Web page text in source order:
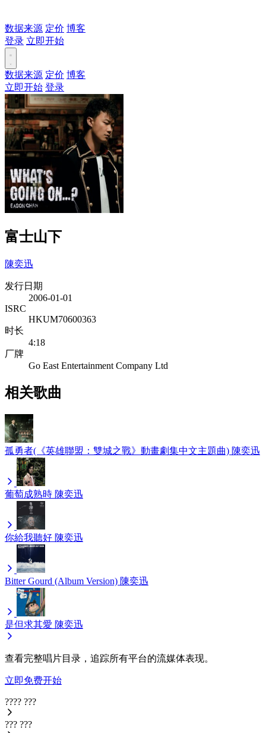
数据来源 定价 博客
登录 立即开始
数据来源 定价 博客
立即开始 登录
富士山下
陳奕迅
发行日期
2006-01-01
ISRC
HKUM70600363
时长
4:18
厂牌
Go East Entertainment Company Ltd
相关歌曲
孤勇者(《英雄聯盟：雙城之戰》動畫劇集中文主題曲) 陳奕迅
葡萄成熟時 陳奕迅
你給我聽好 陳奕迅
Bitter Gourd (Album Version) 陳奕迅
是但求其愛 陳奕迅
查看完整唱片目录，追踪所有平台的流媒体表现。
立即免费开始
???? ???
??? ???